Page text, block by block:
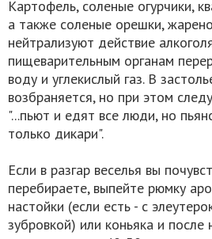
Картофель, соленые огурчики,
а также соленые орешки,
нейтрализуют действие
пищеварительным органам
воду и углекислый газ. В
возбраняется, но при этом
"...пьют и едят все люди, но
только дикари".
Если в разгар веселья вы
перебираете, выпейте рюмку
настойки (если есть - с
зубровкой) или коньяка и